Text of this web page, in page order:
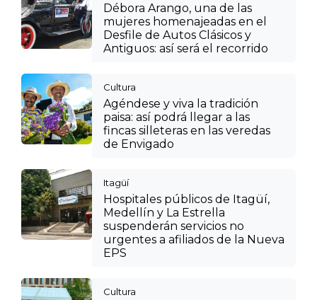
Débora Arango, una de las
mujeres homenajeadas en el
Desfile de Autos Clásicos y
Antiguos: así será el recorrido
Cultura
Agéndese y viva la tradición
paisa: así podrá llegar a las
fincas silleteras en las veredas
de Envigado
Itagüí
Hospitales públicos de Itagüí,
Medellín y La Estrella
suspenderán servicios no
urgentes a afiliados de la Nueva
EPS
Cultura